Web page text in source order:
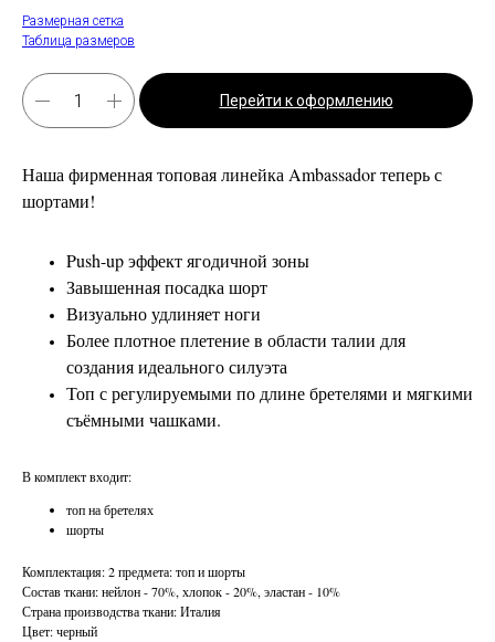
Размерная сетка
Таблица размеров
Перейти к оформлению
Наша фирменная топовая линейка Ambassador теперь с
шортами!
Push-up эффект ягодичной зоны
Завышенная посадка шорт
Визуально удлиняет ноги
Более плотное плетение в области талии для
создания идеального силуэта
Топ с регулируемыми по длине бретелями и мягкими
съёмными чашками.
В комплект входит:
топ на бретелях
шорты
Комплектация: 2 предмета: топ и шорты
Состав ткани: нейлон - 70%, хлопок - 20%, эластан - 10%
Страна производства ткани: Италия
Цвет: черный